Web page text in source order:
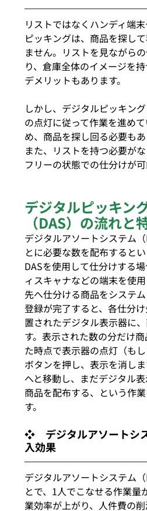
リストではなくハンディ端
ピッキングは、商品を探し
ません。リストを見ながら
り、倉庫全体のイメージを
デメリットもあります。
しかし、デジタルピッキン
の点灯に従って作業を進め
め、商品を探し回る必要もあ
また、リストを持つ必要が
フリーの状態での仕分けが可
デジタルピッキン
（DAS）の流れと
デジタルアソートシステム
とに必要な数を配布するとい
DASを使用して仕分けする
ィスキャナなどの端末を使
先へ仕分ける商品をシステム
登録が完了すると、各仕分
置されたデジタル表示器に
す。表示された数の分だけ
た時点で表示器の点灯（も
ボタンを押し、表示を消し
へと移動し、まだデジタル
商品を配布する、という作
す。
❖　デジタルアソートシ
入効果
デジタルアソートシステム
とで、1人でこなせる作業量
業効率が上がり、人件費の削